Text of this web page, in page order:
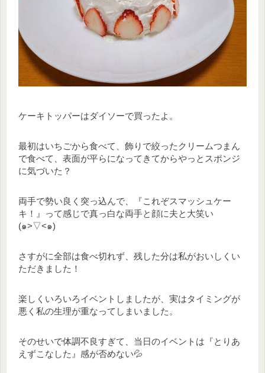
ケーキトッパーはダイソーで買ったよ。
最初はいちごから食べて、飾りで絞ったクリームつまん
で食べて、表面が平らになってきてからやっとスポンジ
に気づいた？
両手で勢い良く突っ込んで、『これぞスマッシュケー
キ！』って感じで真っ白な両手と顔に夫と大笑い
(๑˃▽˂๑)
さすがに全部は食べ切れず、残した分は私がおいしくい
ただきました！
楽しくいろいろイベントしましたが、実はタイミングが
悪く私の生理が重なってしまいました。
そのせいで体調不良すぎて、当日のイベントは『とりあ
えずこなした』感が否めない💦